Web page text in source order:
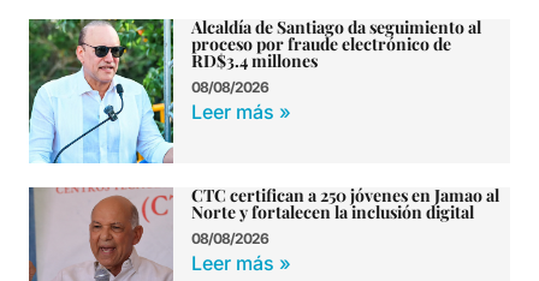
Alcaldía de Santiago da seguimiento al
proceso por fraude electrónico de
RD$3.4 millones
08/08/2026
Leer más »
CTC certifican a 250 jóvenes en Jamao al
Norte y fortalecen la inclusión digital
08/08/2026
Leer más »